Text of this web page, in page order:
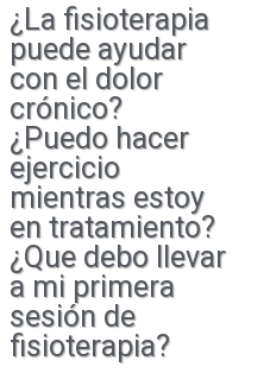
¿La fisioterapia
puede ayudar
con el dolor
crónico?
¿Puedo hacer
ejercicio
mientras estoy
en tratamiento?
¿Que debo llevar
a mi primera
sesión de
fisioterapia?